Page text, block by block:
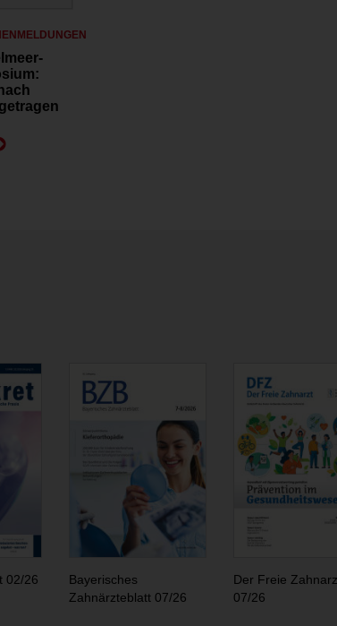
02/26
Bayerisches
Zahnärzteblatt 07/26
Der Freie
07/26